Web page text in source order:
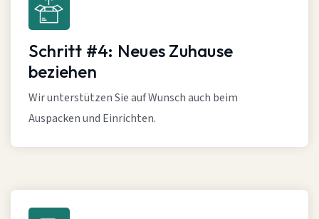
Schritt #4: Neues Zuhause
beziehen
Wir unterstützen Sie auf Wunsch auch beim
Auspacken und Einrichten.